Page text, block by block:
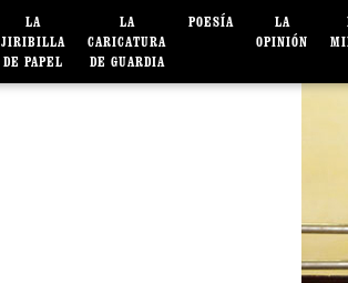
LA
JIRIBILLA
DE PAPEL
LA
CARICATURA
DE GUARDIA
POESÍA
LA
OPINIÓN